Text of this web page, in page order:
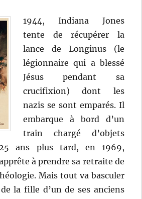
1944, Indiana Jones
tente de récupérer la
lance de Longinus (le
légionnaire qui a blessé
Jésus pendant sa
crucifixion) dont les
nazis se sont emparés. Il
embarque à bord d’un
train chargé d’objets
ans plus tard, en 1969,
à prendre sa retraite de
Mais tout va basculer
la fille d’un de ses anciens